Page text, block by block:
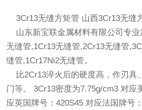
3Cr13无缝方矩管 山西3Cr13无缝
山东新宝联金属材料有限公司专业
无缝管,1Cr13无缝管,2Cr13无缝管
缝管,1Cr17Ni2无缝管。
比2Cr13淬火后的硬度高，作刃具
门等。 3Cr13密度为7.75g/cm3 对应
应英国牌号：420S45 对应法国牌号